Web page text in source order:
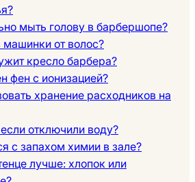
мыть голову в барбершопе?
машинки от волос?
кресло барбера?
фен с ионизацией?
хранение расходников на
отключили воду?
с запахом химии в зале?
лучше: хлопок или